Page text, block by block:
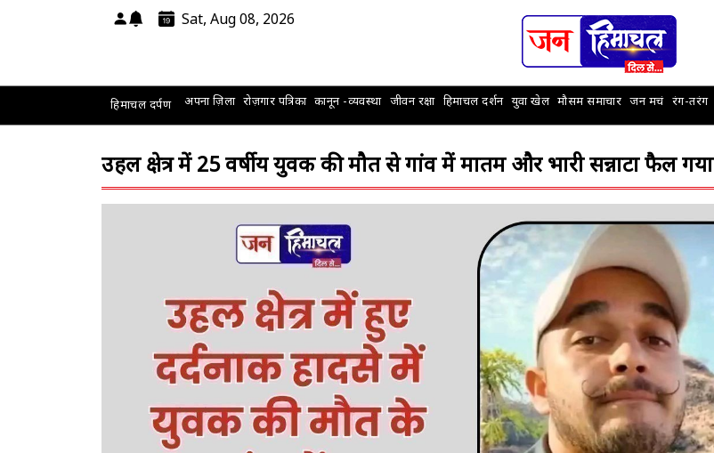
Sat, Aug 08, 2026
हिमाचल दर्पण अपना ज़िला रोज़गार पत्रिका कानून -व्यवस्था जीवन रक्षा हिमाचल दर्शन युवा खेल मौसम समाचार जन मचं रंग-तरंग
उहल क्षेत्र में 25 वर्षीय युवक की मौत से गांव में मातम और भारी सन्नाटा फैल गया